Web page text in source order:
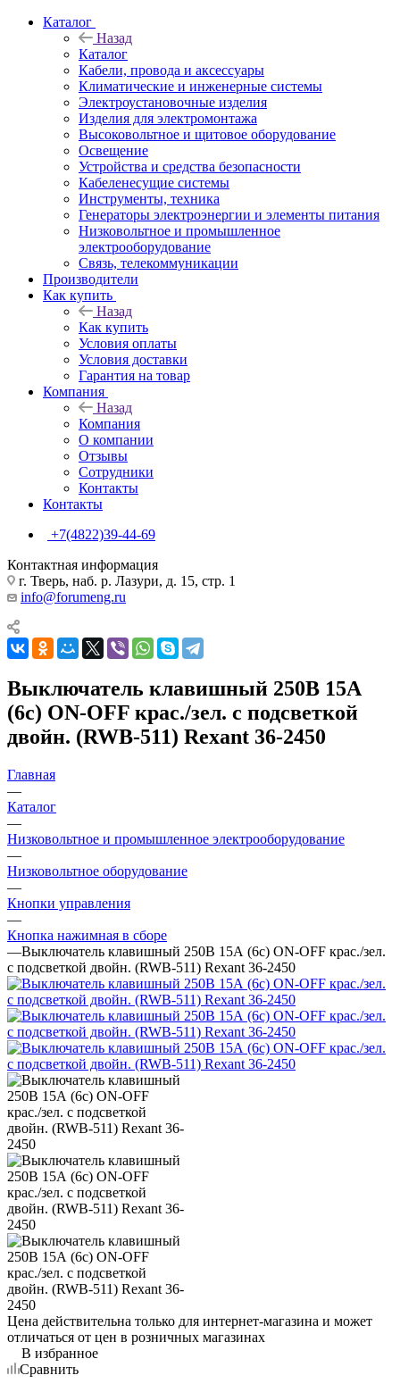
Каталог
Назад
Каталог
Кабели, провода и аксессуары
Климатические и инженерные системы
Электроустановочные изделия
Изделия для электромонтажа
Высоковольтное и щитовое оборудование
Освещение
Устройства и средства безопасности
Кабеленесущие системы
Инструменты, техника
Генераторы электроэнергии и элементы питания
Низковольтное и промышленное
электрооборудование
Связь, телекоммуникации
Производители
Как купить
Назад
Как купить
Условия оплаты
Условия доставки
Гарантия на товар
Компания
Назад
Компания
О компании
Отзывы
Сотрудники
Контакты
Контакты
+7(4822)39-44-69
Контактная информация
г. Тверь, наб. р. Лазури, д. 15, стр. 1
info@forumeng.ru
Выключатель клавишный 250В 15А
(6с) ON-OFF крас./зел. с подсветкой
двойн. (RWB-511) Rexant 36-2450
Главная
—
Каталог
—
Низковольтное и промышленное электрооборудование
—
Низковольтное оборудование
—
Кнопки управления
—
Кнопка нажимная в сборе
—Выключатель клавишный 250В 15А (6с) ON-OFF крас./зел.
с подсветкой двойн. (RWB-511) Rexant 36-2450
Цена действительна только для интернет-магазина и может
отличаться от цен в розничных магазинах
В избранное
Сравнить